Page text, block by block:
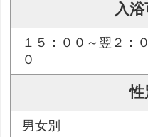
入
１５：００～翌２：
０
性
男女別